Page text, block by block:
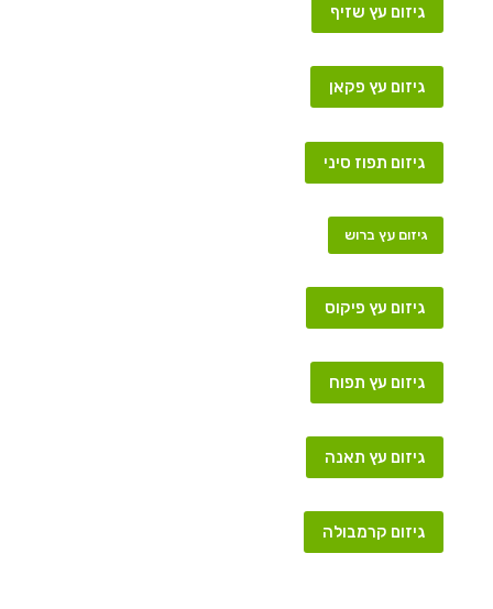
גיזום עץ שזיף
גיזום עץ פקאן
גיזום תפוז סיני
גיזום עץ ברוש
גיזום עץ פיקוס
גיזום עץ תפוח
גיזום עץ תאנה
גיזום קרמבולה